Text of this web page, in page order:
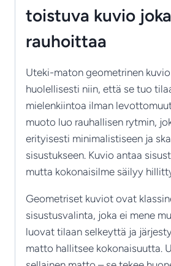
toistuva kuvio joka
rauhoittaa
Uteki-maton geometrinen
huolellisesti niin, että se tuo
mielenkiintoa ilman
muoto luo rauhallisen rytmin,
erityisesti minimalistiseen ja
sisustukseen. Kuvio antaa
mutta kokonaisilme säilyy
Geometriset kuviot ovat
sisustusvalinta, joka ei mene
luovat tilaan selkeyttä ja
matto hallitsee kokonaisuutta.